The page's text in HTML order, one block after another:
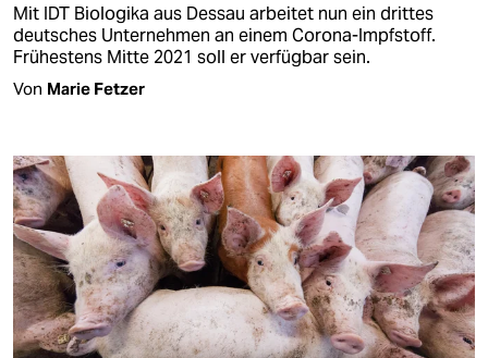
Mit IDT Biologika aus Dessau arbeitet nun ein drittes
deutsches Unternehmen an einem Corona-Impfstoff.
Frühestens Mitte 2021 soll er verfügbar sein.
Von Marie Fetzer